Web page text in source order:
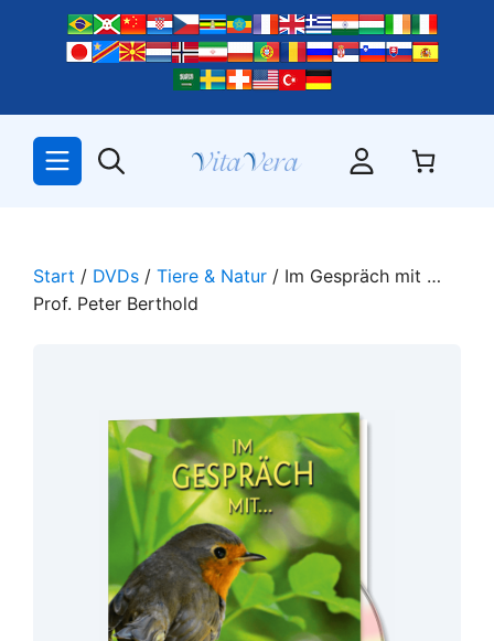
springen
Start / DVDs / Tiere & Natur / Im Gespräch mit …
Prof. Peter Berthold